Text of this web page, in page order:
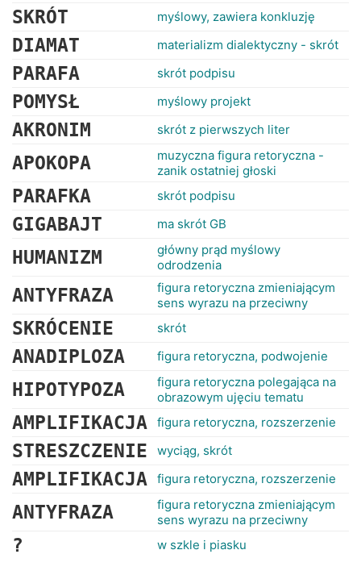
SKRÓT myślowy, zawiera konkluzję
DIAMAT materializm dialektyczny - skrót
PARAFA skrót podpisu
POMYSŁ myślowy projekt
AKRONIM skrót z pierwszych liter
APOKOPA
muzyczna figura retoryczna -
zanik ostatniej głoski
PARAFKA skrót podpisu
GIGABAJT ma skrót GB
HUMANIZM
główny prąd myślowy
odrodzenia
ANTYFRAZA
figura retoryczna zmieniającym
sens wyrazu na przeciwny
SKRÓCENIE skrót
ANADIPLOZA figura retoryczna, podwojenie
HIPOTYPOZA
figura retoryczna polegająca na
obrazowym ujęciu tematu
AMPLIFIKACJA figura retoryczna, rozszerzenie
STRESZCZENIE wyciąg, skrót
AMPLIFIKACJA figura retoryczna, rozszerzenie
ANTYFRAZA
figura retoryczna zmieniającym
sens wyrazu na przeciwny
? w szkle i piasku